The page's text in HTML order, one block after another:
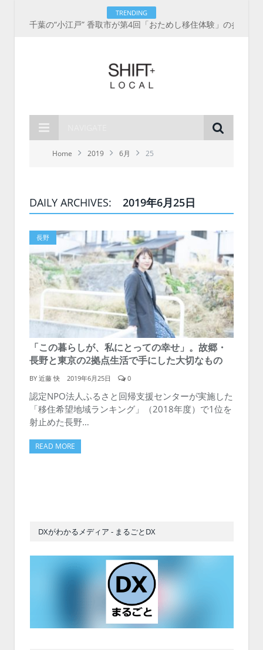
TRENDING
Home 2019 6月 25
DAILY ARCHIVES: 2019年6月25日
長野
「この暮らしが、私にとっての幸せ」。故郷・
長野と東京の2拠点生活で手にした大切なもの
BY 近藤 快 2019年6月25日 0
認定NPO法人ふるさと回帰支援センターが実施した
「移住希望地域ランキング」（2018年度）で1位を
射止めた長野…
READ MORE
DXがわかるメディア - まるごとDX